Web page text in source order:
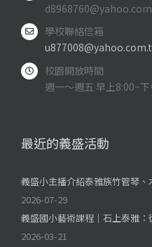
學校聯絡信箱
校園開放時間
週一～週五 早上8:00~
最近的義盛活動
義盛小主播介紹泰雅族竹管琴
2026-07-29
義盛國小藝術課程｜石上泰雅
2026-03-21